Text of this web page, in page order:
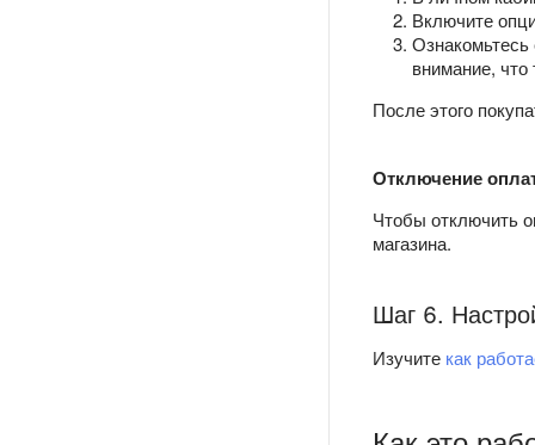
Включите
внимание, что
После этого
Отключение
Чтобы отключить
магазина.
Шаг 6.
Изучите как